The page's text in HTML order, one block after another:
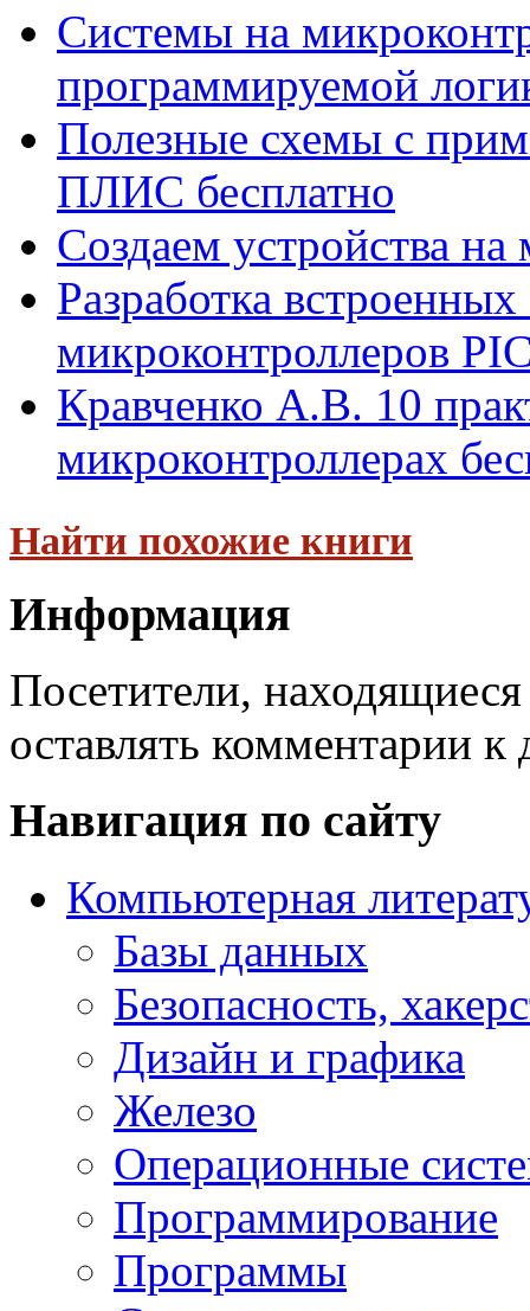
Системы на
программируемой
Полезные схемы с
ПЛИС бесплатно
Создаем устройства
Разработка
микроконтроллеров
Кравченко А.В. 10
микроконтроллерах
Найти похожие книги
Информация
Посетители,
оставлять комментарии к
Навигация по сайту
Компьютерная
Базы данных
Безопасность,
Дизайн и графика
Железо
Операционные
Программирование
Программы